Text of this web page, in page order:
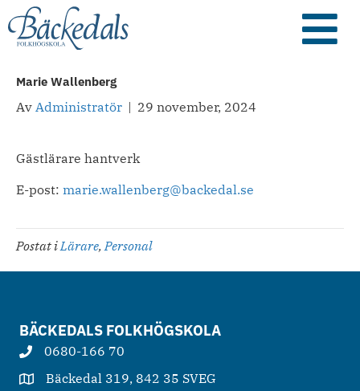
Marie Wallenberg
Av Administratör | 29 november, 2024
Gästlärare hantverk
E-post: marie.wallenberg@backedal.se
Postat i Lärare, Personal
BÄCKEDALS FOLKHÖGSKOLA
0680-166 70
Bäckedal 319, 842 35 SVEG